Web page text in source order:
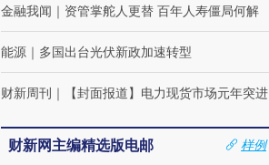
金融我闻 ｜ 资管掌舵人更替 百年人寿僵局何解
能源 ｜ 多国出台光伏新政加速转型
财新周刊 ｜ 【封面报道】电力现货市场元年突进
财新网主编精选版电邮
样例